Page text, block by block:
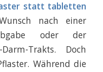
statt tabletten
nach einer
oder der
Trakts. Doch
Während die